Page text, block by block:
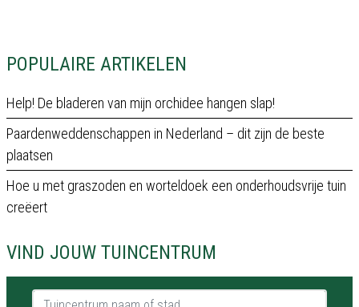
POPULAIRE ARTIKELEN
Help! De bladeren van mijn orchidee hangen slap!
Paardenweddenschappen in Nederland – dit zijn de beste
plaatsen
Hoe u met graszoden en worteldoek een onderhoudsvrije tuin
creëert
VIND JOUW TUINCENTRUM
Tuincentrum naam of stad